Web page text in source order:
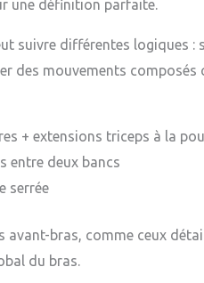
une définition parfaite.
suivre différentes logiques
des mouvements
+ extensions triceps à la
entre deux bancs
serrée
avant-bras, comme ceux
du bras.